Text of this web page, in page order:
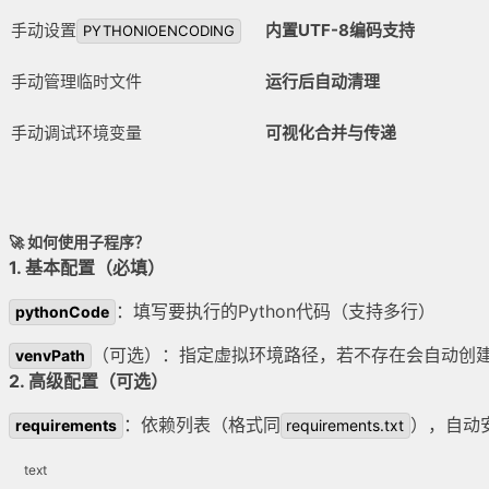
手动设置 PYTHONIOENCODING 内置UTF-8编码支持
手动管理临时文件 运行后自动清理
手动调试环境变量 可视化合并与传递
🚀 如何使用子程序？
1. 基本配置（必填）
pythonCode ：填写要执行的Python代码（支持多行）
venvPath
（可选）：指定虚拟环境路径，若不存在会自动创
2. 高级配置（可选）
requirements ：依赖列表（格式同 requirements.txt ），自动
text